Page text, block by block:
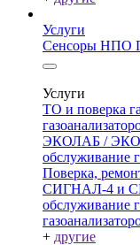
Услуги
Сенсоры НПО
Услуги
ТО и поверка
ЭКОЛАБ /
обслуживание
Поверка,
СИГНАЛ-4 и
обслуживание
+ другие